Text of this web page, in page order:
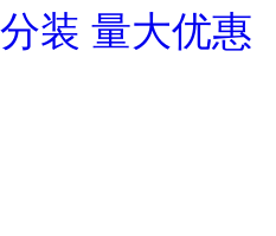
分装 量大优惠